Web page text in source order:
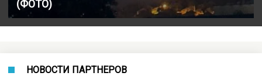
(ФОТО)
НОВОСТИ ПАРТНЕРОВ